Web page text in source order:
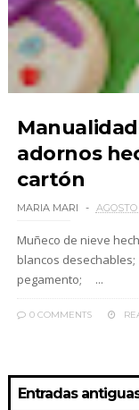
adornos
cartón
MARIA MARI AGOSTO
Muñeco de nieve
blancos
pegamento; ...
0 COMMENTS
Entradas